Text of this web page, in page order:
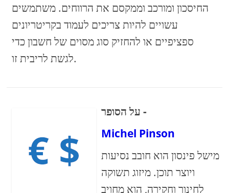
החיסכון ומורכב וממקסם את הרווחים. משתמשים
עשויים להיות צריכים לעמוד בקריטריונים
ספציפיים או להחזיק סוג מסוים של חשבון כדי
לגשת לריבית זו.
על הסופר -
Michel Pinson
מישל פינסון הוא חובב נסיעות
ויוצר תוכן. מיזוג תשוקה
לחינוך וחקירה, הוא מחויב